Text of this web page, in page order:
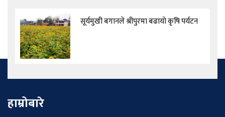
सूर्यमुखी बगानले श्रीपुरमा बढायो कृषि पर्यटन
हाम्रोबारे